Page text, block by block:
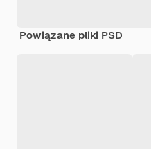
Powiązane pliki PSD